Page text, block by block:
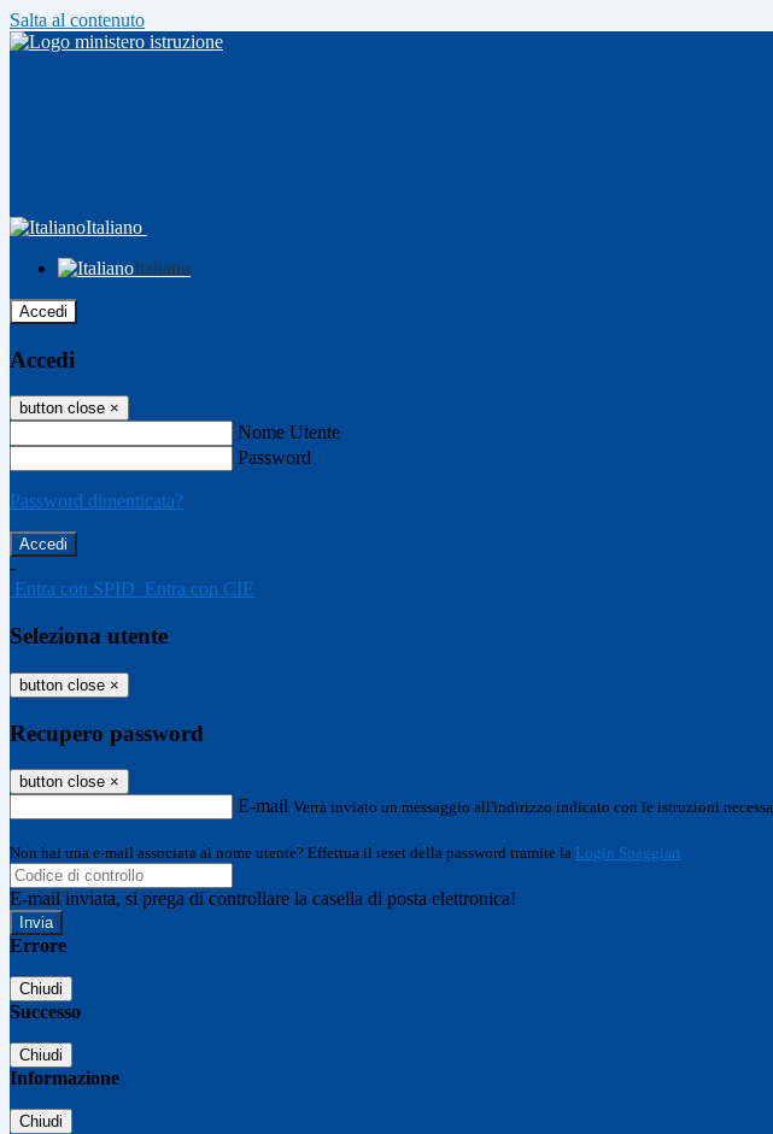
Salta al contenuto
Italiano
Italiano
Accedi
Accedi
button close ×
Nome Utente
Password
Password dimenticata?
-
Entra con SPID Entra con CIE
Seleziona utente
button close ×
Recupero password
button close ×
E-mail Verrà inviato un messaggio all'indirizzo indicato con le istruzioni
Non hai una e-mail associata al nome utente? Effettua il reset della password tramite la Login Spaggiari
E-mail inviata, si prega di controllare la casella di posta elettronica!
Errore
Chiudi
Successo
Chiudi
Informazione
Chiudi